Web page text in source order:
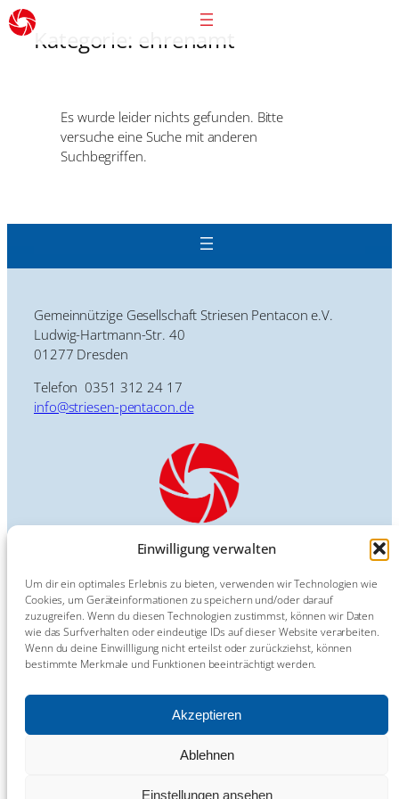
Einwilligung verwalten
Um dir ein optimales Erlebnis zu bieten, verwenden wir Technologien wie
Cookies, um Geräteinformationen zu speichern und/oder darauf
zuzugreifen. Wenn du diesen Technologien zustimmst, können wir Daten
wie das Surfverhalten oder eindeutige IDs auf dieser Website verarbeiten.
Wenn du deine Einwillligung nicht erteilst oder zurückziehst, können
bestimmte Merkmale und Funktionen beeinträchtigt werden.
Akzeptieren
Ablehnen
Einstellungen ansehen
Kategorie: ehrenamt
Es wurde leider nichts gefunden. Bitte
versuche eine Suche mit anderen
Suchbegriffen.
Gemeinnützige Gesellschaft Striesen Pentacon e.V.
Ludwig-Hartmann-Str. 40
01277 Dresden
Telefon 0351 312 24 17
info@striesen-pentacon.de
Impressum
Kontakt
Datenschutzerklärung
Cookie-Richtlinie (EU)